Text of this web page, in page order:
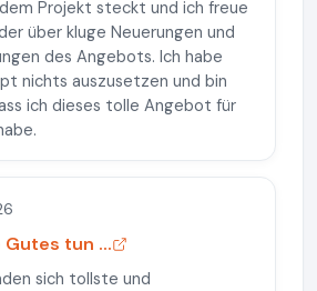
Projekt steckt und ich freue
über kluge Neuerungen und
des Angebots. Ich habe
nichts auszusetzen und bin
ich dieses tolle Angebot für
Gutes tun ...
sich tollste und